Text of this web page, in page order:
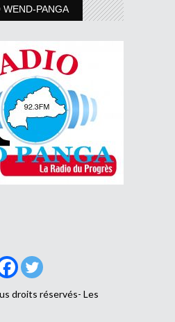
WEND-PANGA
droits réservés- Les